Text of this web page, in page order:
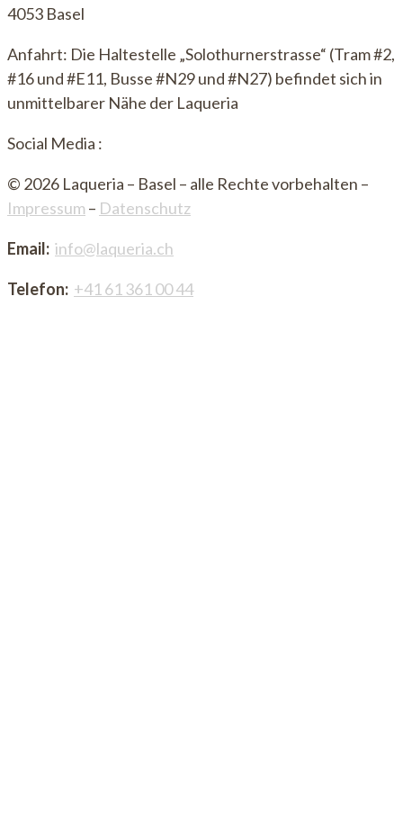
4053 Basel
Anfahrt: Die Haltestelle „Solothurnerstrasse“ (Tram #2,
#16 und #E11, Busse #N29 und #N27) befindet sich in
unmittelbarer Nähe der Laqueria
Social Media :
© 2026 Laqueria – Basel – alle Rechte vorbehalten –
Impressum – Datenschutz
Email: info@laqueria.ch
Telefon: +41 61 361 00 44